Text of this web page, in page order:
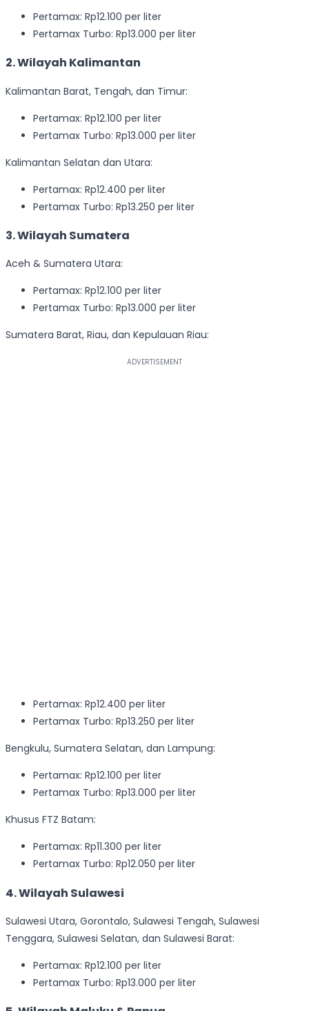
Pertamax: Rp12.100 per liter
Pertamax Turbo: Rp13.000 per liter
2. Wilayah Kalimantan
Kalimantan Barat, Tengah, dan Timur:
Pertamax: Rp12.100 per liter
Pertamax Turbo: Rp13.000 per liter
Kalimantan Selatan dan Utara:
Pertamax: Rp12.400 per liter
Pertamax Turbo: Rp13.250 per liter
3. Wilayah Sumatera
Aceh & Sumatera Utara:
Pertamax: Rp12.100 per liter
Pertamax Turbo: Rp13.000 per liter
Sumatera Barat, Riau, dan Kepulauan Riau:
Pertamax: Rp12.400 per liter
Pertamax Turbo: Rp13.250 per liter
Bengkulu, Sumatera Selatan, dan Lampung:
Pertamax: Rp12.100 per liter
Pertamax Turbo: Rp13.000 per liter
Khusus FTZ Batam:
Pertamax: Rp11.300 per liter
Pertamax Turbo: Rp12.050 per liter
4. Wilayah Sulawesi
Sulawesi Utara, Gorontalo, Sulawesi Tengah, Sulawesi
Tenggara, Sulawesi Selatan, dan Sulawesi Barat:
Pertamax: Rp12.100 per liter
Pertamax Turbo: Rp13.000 per liter